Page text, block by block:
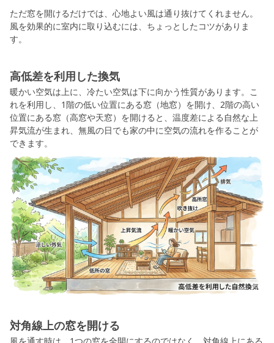
ただ窓を開けるだけでは、心地よい風は通り抜けてくれません。
風を効果的に室内に取り込むには、ちょっとしたコツがありま
す。
高低差を利用した換気
暖かい空気は上に、冷たい空気は下に向かう性質があります。こ
れを利用し、1階の低い位置にある窓（地窓）を開け、2階の高い
位置にある窓（高窓や天窓）を開けると、温度差による自然な上
昇気流が生まれ、無風の日でも家の中に空気の流れを作ることが
できます。
対角線上の窓を開ける